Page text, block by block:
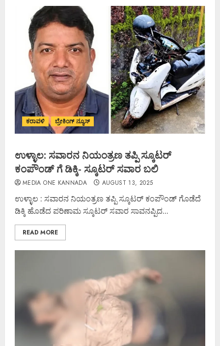
ಕರಾವಳಿ ಬ್ರೇಕಿಂಗ್ ನ್ಯೂಸ್
ಉಳ್ಳಾಲ: ಸವಾರನ ನಿಯಂತ್ರಣ ತಪ್ಪಿ ಸ್ಕೂಟರ್
ಕಂಪೌಂಡ್ ಗೆ ಡಿಕ್ಕಿ- ಸ್ಕೂಟರ್ ಸವಾರ ಬಲಿ
MEDIA ONE KANNADA AUGUST 13, 2025
ಉಳ್ಳಾಲ : ಸವಾರನ ನಿಯಂತ್ರಣ ತಪ್ಪಿ ಸ್ಕೂಟರ್ ಕಂಪೌಂಡ್ ಗೊಡೆದೆ
ಡಿಕ್ಕಿ ಹೊಡೆದ ಪರಿಣಾಮ ಸ್ಕೂಟರ್ ಸವಾರ ಸಾವನಪ್ಪಿದ...
READ MORE